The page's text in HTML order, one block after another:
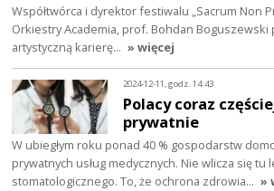
Współtwórca i dyrektor festiwalu „Sacrum Non
Orkiestry Academia, prof. Bohdan
artystyczną karierę… » więcej
2024-12-11, godz. 14:43
Polacy coraz
prywatnie
W ubiegłym roku ponad 40 % gospodarstw
prywatnych usług medycznych. Nie wlicza się tu
stomatologicznego. To, że ochrona zdrowia… »